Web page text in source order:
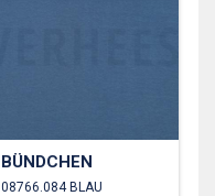
BÜNDCHEN
08766.084 BLAU